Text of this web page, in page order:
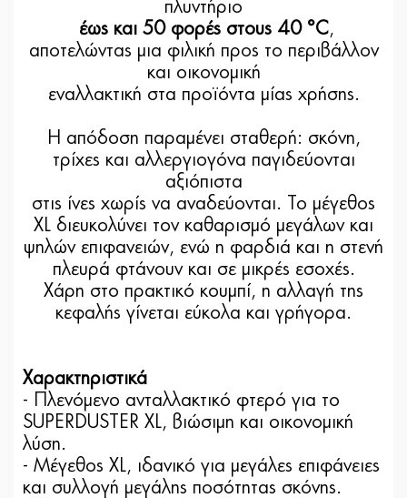
πλυντήριο
έως και 50 φορές στους 40 °C,
αποτελώντας μια φιλική προς το περιβάλλον
και οικονομική
εναλλακτική στα προϊόντα μίας χρήσης.
Η απόδοση παραμένει σταθερή: σκόνη,
τρίχες και αλλεργιογόνα παγιδεύονται
αξιόπιστα
στις ίνες χωρίς να αναδεύονται. Το μέγεθος
XL διευκολύνει τον καθαρισμό μεγάλων και
ψηλών επιφανειών, ενώ η φαρδιά και η στενή
πλευρά φτάνουν και σε μικρές εσοχές.
Χάρη στο πρακτικό κουμπί, η αλλαγή της
κεφαλής γίνεται εύκολα και γρήγορα.
Χαρακτηριστικά
- Πλενόμενο ανταλλακτικό φτερό για το
SUPERDUSTER XL, βιώσιμη και οικονομική
λύση.
- Μέγεθος XL, ιδανικό για μεγάλες επιφάνειες
και συλλογή μεγάλης ποσότητας σκόνης.